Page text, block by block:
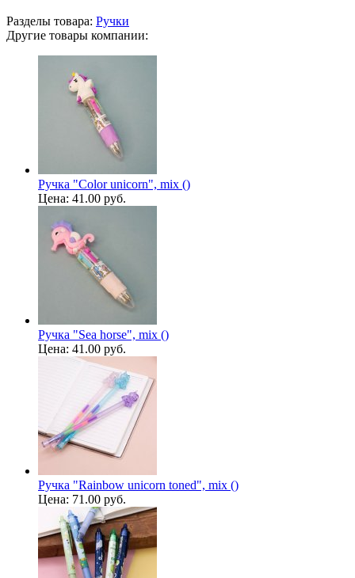
Разделы товара: Ручки
Другие товары компании:
Ручка "Color unicorn", mix ()
Цена: 41.00 руб.
Ручка "Sea ​​horse", mix ()
Цена: 41.00 руб.
Ручка "Rainbow unicorn toned", mix ()
Цена: 71.00 руб.